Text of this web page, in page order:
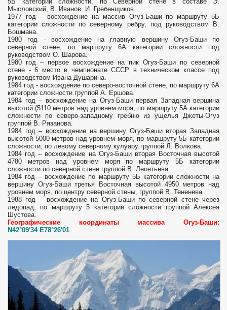
Мысловский, В. Иванов. И. Гребенщиков.
1977 год – восхождение на массив Огуз-Баши по маршруту 5Б
категории сложности по северному ребру, под руководством В.
Бошмана.
1980 год - восхождение на главную вершину Огуз-Баши по
северной стене, по маршруту 6А категории сложности под
руководством О. Шарова.
1980 год – первое восхождение на пик Огуз-Баши по северной
стене - 6 место в чемпионате СССР в техническом классе под
руководством Ивана Душарина.
1984 год - восхождение по северо-восточной стене, по маршруту 6А
категории сложности группой А. Ершова.
1984 год – восхождение на Огуз-Баши первая Западная вершина
высотой (5110 метров над уровнем моря, по маршруту 5А категории
сложности по северо-западному гребню из ущелья Джеты-Огуз
группой В. Рязанова.
1984 год – восхождение на вершину Огуз-Баши вторая Западная
высотой 5000 метров над уровнем моря, по маршруту 5Б категории
сложности, по левому северному кулуару группой Л. Волкова.
1984 год – восхождение на Огуз-Баши вторая Восточная высотой
4780 метров над уровнем моря по маршруту 5Б категории
сложности по северной стене группой В. Леонтьева.
1984 год – восхождение по маршруту 5Б категории сложности на
вершину Огуз-Баши третья Восточная высотой 4950 метров над
уровнем моря, по центру северной стены, группой В. Тененева.
1988 год – восхождение на Огуз-Баши по северной стене через
ледопад, по маршруту 5 категории сложности группой Алексея
Шустова.
Географические координаты массива Огуз-Баши:
N42°09'34 E78°26'01